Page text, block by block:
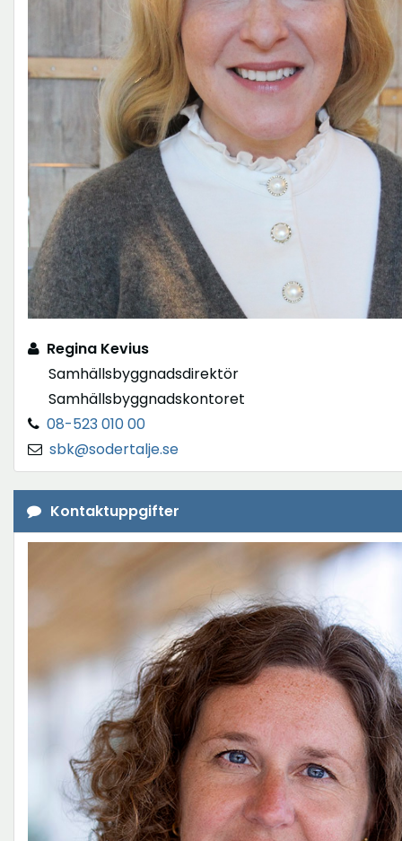
Regina Kevius
Samhällsbyggnadsdirektör
Samhällsbyggnadskontoret
08-523 010 00
sbk@sodertalje.se
Kontaktuppgifter